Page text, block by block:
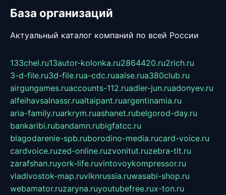
База организаций
Актуальный каталог компаний по всей России
133chel.ru13autor-kolonka.ru2864420.ru2rich.ru
3-d-file.ru3d-file.rua-cdc.ruaalse.rua380club.ru
airgungames.ruaccounts-112.ruadler-jun.ruadonyev.ru
alfeihavsalnassr.rualtaipant.ruargentinamia.ru
aria-family.ruarkrym.ruashanet.rubelgorod-day.ru
bankaribi.rubandamn.rubigfatcc.ru
blagodarenie-spb.ruborodino-media.rucard-voice.ru
cardvoice.ruzed-online.ruzvonitut.ruzebra-tlt.ru
zarafshan.ruyork-life.ruvintovoykompressor.ru
vladivostok-map.ruvlknrussia.ruwasabi-shop.ru
webamator.ruzaryna.ruyoutubefree.rux-ton.ru